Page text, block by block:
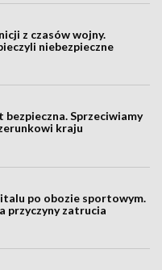
z czasów wojny.
niebezpieczne
bezpieczna. Sprzeciwiamy
kraju
po obozie sportowym.
przyczyny zatrucia